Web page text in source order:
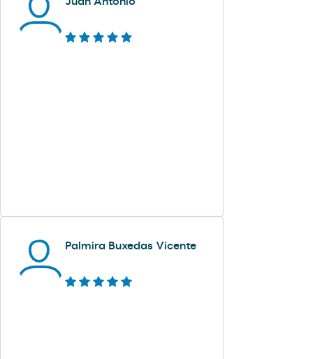
Palmira Buxedas Vicente